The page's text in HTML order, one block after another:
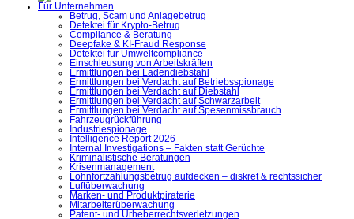
Für Unternehmen
Betrug, Scam und Anlagebetrug
Detektei für Krypto-Betrug
Compliance & Beratung
Deepfake & KI-Fraud Response
Detektei für Umweltcompliance
Einschleusung von Arbeitskräften
Ermittlungen bei Ladendiebstahl
Ermittlungen bei Verdacht auf Betriebsspionage
Ermittlungen bei Verdacht auf Diebstahl
Ermittlungen bei Verdacht auf Schwarzarbeit
Ermittlungen bei Verdacht auf Spesenmissbrauch
Fahrzeugrückführung
Industriespionage
Intelligence Report 2026
Internal Investigations – Fakten statt Gerüchte
Kriminalistische Beratungen
Krisenmanagement
Lohnfortzahlungsbetrug aufdecken – diskret & rechtssicher
Luftüberwachung
Marken- und Produktpiraterie
Mitarbeiterüberwachung
Patent- und Urheberrechtsverletzungen